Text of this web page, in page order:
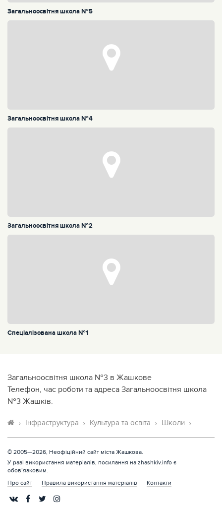
Загальноосвітня школа №5
Загальноосвітня школа №4
Загальноосвітня школа №2
Спеціалізована школа №1
Загальноосвітня школа №3 в Жашкове
Телефон, час роботи та адреса Загальноосвітня школа
№3 Жашків.
Інфраструктура Культура та освіта Школи
© 2005—2026, Неофіційний сайт міста Жашкова.
У разі використання матеріалів, посилання на zhashkiv.info є
обов’язковим.
Про сайт
Правила використання матеріалів Контакти